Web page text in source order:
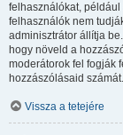
felhasználókat,
felhasználók nem
adminisztrátor állítja
hogy növeld a
moderátorok fel fogják
hozzászólásaid számát.
Vissza a tetejére